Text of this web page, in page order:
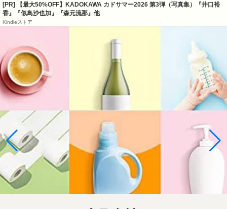
[PR]
【最大50%OFF】KADOKAWA カドサマー2026 第3弾（写真集）『井口裕
香』『似鳥沙也加』『森元流那』他
Kindleストア